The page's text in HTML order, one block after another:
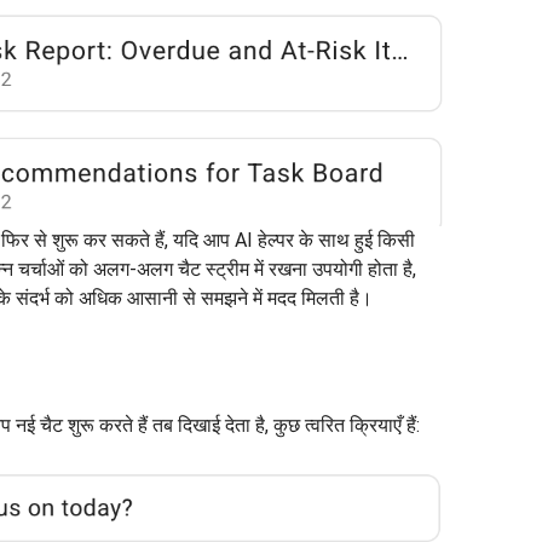
फिर से शुरू कर सकते हैं, यदि आप AI हेल्पर के साथ हुई किसी
चर्चाओं को अलग-अलग चैट स्ट्रीम में रखना उपयोगी होता है,
संदर्भ को अधिक आसानी से समझने में मदद मिलती है।
नई चैट शुरू करते हैं तब दिखाई देता है, कुछ त्वरित क्रियाएँ हैं: